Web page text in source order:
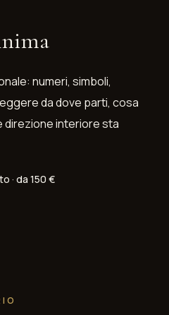
numeri, simboli,
da dove parti, cosa
direzione interiore sta
· da 150 €